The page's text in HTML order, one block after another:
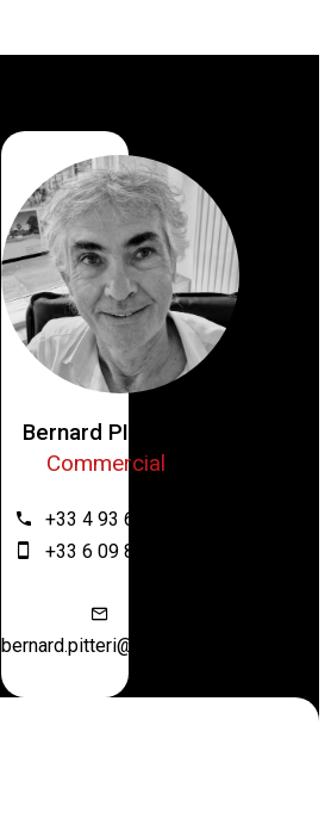
Bernard PITTERI
Commercial
+33 4 93 61 12 64
+33 6 09 87 61 13
bernard.pitteri@hotmail.fr